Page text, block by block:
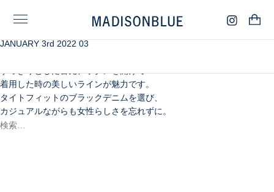
JANUARY 3rd 2022 03
シャープな印象が目を引くスタンドカラーのシャツ。
着用した時の美しいラインが魅力です。
タイトフィットのブラックデニムを選び、
カジュアルながらも女性らしさを忘れずに。
検